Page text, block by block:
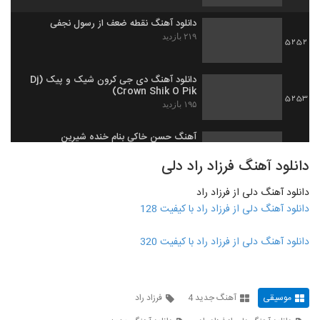
5252
دانلود آهنگ نقطه ضعف از رسول نجفی
۲۱۹ بازدید
5253
دانلود آهنگ دی جی کرون شیک و پیک (Dj
Crown Shik O Pik)
۱۹۵ بازدید
آهنگ حسن خاکی بنام خنده شیرین
5255
۲۲۰ بازدید
آهنگ محمدرضا فروتن بنام اینستاگرام
دانلود آهنگ جدید و زیبای مجید ماندگاری با
دانلود آهنگ فرزاد راد دلی
دانلود آهنگ دلی از فرزاد راد
دانلود آهنگ دلی از فرزاد راد با کیفیت 128
دانلود آهنگ دلی از فرزاد راد با کیفیت 320
موسیقی آهنگ جدید 4
فرزاد راد